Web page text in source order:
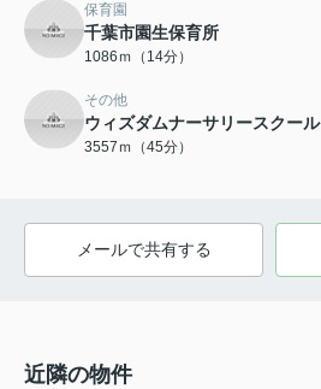
保育園
千葉市園生保育所
1086ｍ（14分）
その他
ウィズダムナーサリースクール
3557ｍ（45分）
メールで共有する
近隣の物件